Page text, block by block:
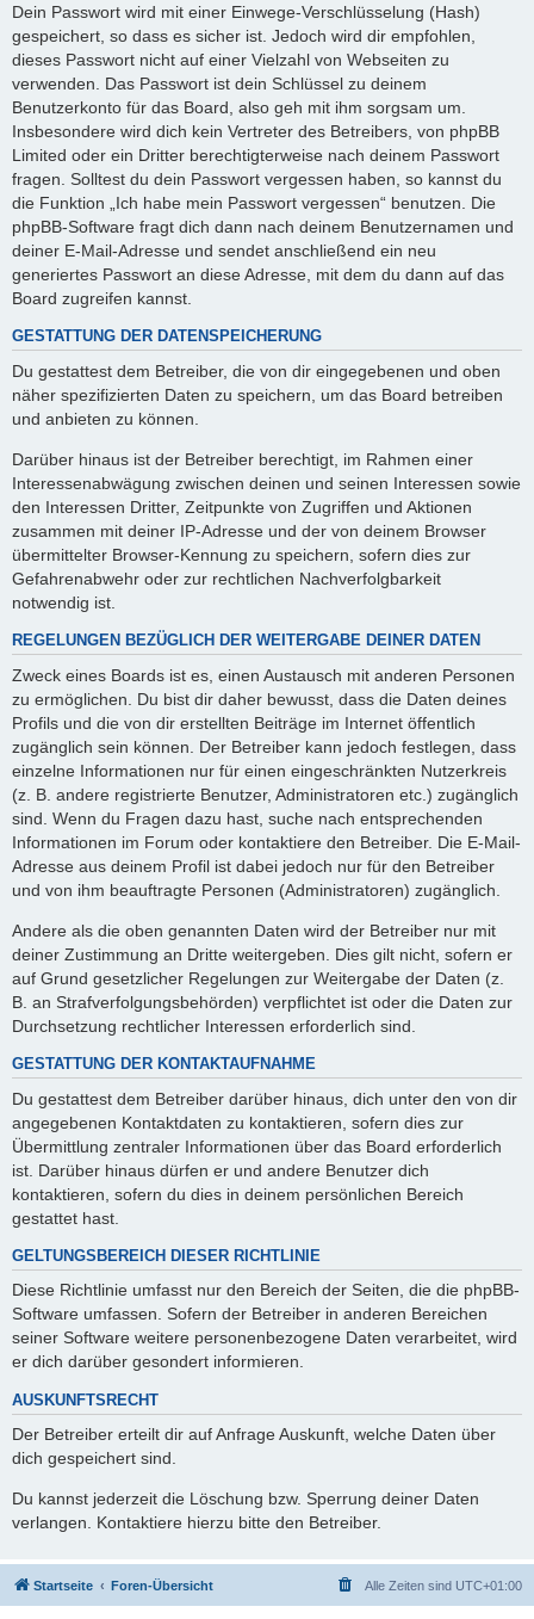
Dein Passwort wird mit einer Einwege-Verschlüsselung (Hash)
gespeichert, so dass es sicher ist. Jedoch wird dir empfohlen,
dieses Passwort nicht auf einer Vielzahl von Webseiten zu
verwenden. Das Passwort ist dein Schlüssel zu deinem
Benutzerkonto für das Board, also geh mit ihm sorgsam um.
Insbesondere wird dich kein Vertreter des Betreibers, von phpBB
Limited oder ein Dritter berechtigterweise nach deinem Passwort
fragen. Solltest du dein Passwort vergessen haben, so kannst du
die Funktion „Ich habe mein Passwort vergessen“ benutzen. Die
phpBB-Software fragt dich dann nach deinem Benutzernamen und
deiner E-Mail-Adresse und sendet anschließend ein neu
generiertes Passwort an diese Adresse, mit dem du dann auf das
Board zugreifen kannst.
GESTATTUNG DER DATENSPEICHERUNG
Du gestattest dem Betreiber, die von dir eingegebenen und oben
näher spezifizierten Daten zu speichern, um das Board betreiben
und anbieten zu können.
Darüber hinaus ist der Betreiber berechtigt, im Rahmen einer
Interessenabwägung zwischen deinen und seinen Interessen sowie
den Interessen Dritter, Zeitpunkte von Zugriffen und Aktionen
zusammen mit deiner IP-Adresse und der von deinem Browser
übermittelter Browser-Kennung zu speichern, sofern dies zur
Gefahrenabwehr oder zur rechtlichen Nachverfolgbarkeit
notwendig ist.
REGELUNGEN BEZÜGLICH DER WEITERGABE DEINER DATEN
Zweck eines Boards ist es, einen Austausch mit anderen Personen
zu ermöglichen. Du bist dir daher bewusst, dass die Daten deines
Profils und die von dir erstellten Beiträge im Internet öffentlich
zugänglich sein können. Der Betreiber kann jedoch festlegen, dass
einzelne Informationen nur für einen eingeschränkten Nutzerkreis
(z. B. andere registrierte Benutzer, Administratoren etc.) zugänglich
sind. Wenn du Fragen dazu hast, suche nach entsprechenden
Informationen im Forum oder kontaktiere den Betreiber. Die E-Mail-
Adresse aus deinem Profil ist dabei jedoch nur für den Betreiber
und von ihm beauftragte Personen (Administratoren) zugänglich.
Andere als die oben genannten Daten wird der Betreiber nur mit
deiner Zustimmung an Dritte weitergeben. Dies gilt nicht, sofern er
auf Grund gesetzlicher Regelungen zur Weitergabe der Daten (z.
B. an Strafverfolgungsbehörden) verpflichtet ist oder die Daten zur
Durchsetzung rechtlicher Interessen erforderlich sind.
GESTATTUNG DER KONTAKTAUFNAHME
Du gestattest dem Betreiber darüber hinaus, dich unter den von dir
angegebenen Kontaktdaten zu kontaktieren, sofern dies zur
Übermittlung zentraler Informationen über das Board erforderlich
ist. Darüber hinaus dürfen er und andere Benutzer dich
kontaktieren, sofern du dies in deinem persönlichen Bereich
gestattet hast.
GELTUNGSBEREICH DIESER RICHTLINIE
Diese Richtlinie umfasst nur den Bereich der Seiten, die die phpBB-
Software umfassen. Sofern der Betreiber in anderen Bereichen
seiner Software weitere personenbezogene Daten verarbeitet, wird
er dich darüber gesondert informieren.
AUSKUNFTSRECHT
Der Betreiber erteilt dir auf Anfrage Auskunft, welche Daten über
dich gespeichert sind.
Du kannst jederzeit die Löschung bzw. Sperrung deiner Daten
verlangen. Kontaktiere hierzu bitte den Betreiber.
Startseite Foren-Übersicht Alle Zeiten sind UTC+01:00